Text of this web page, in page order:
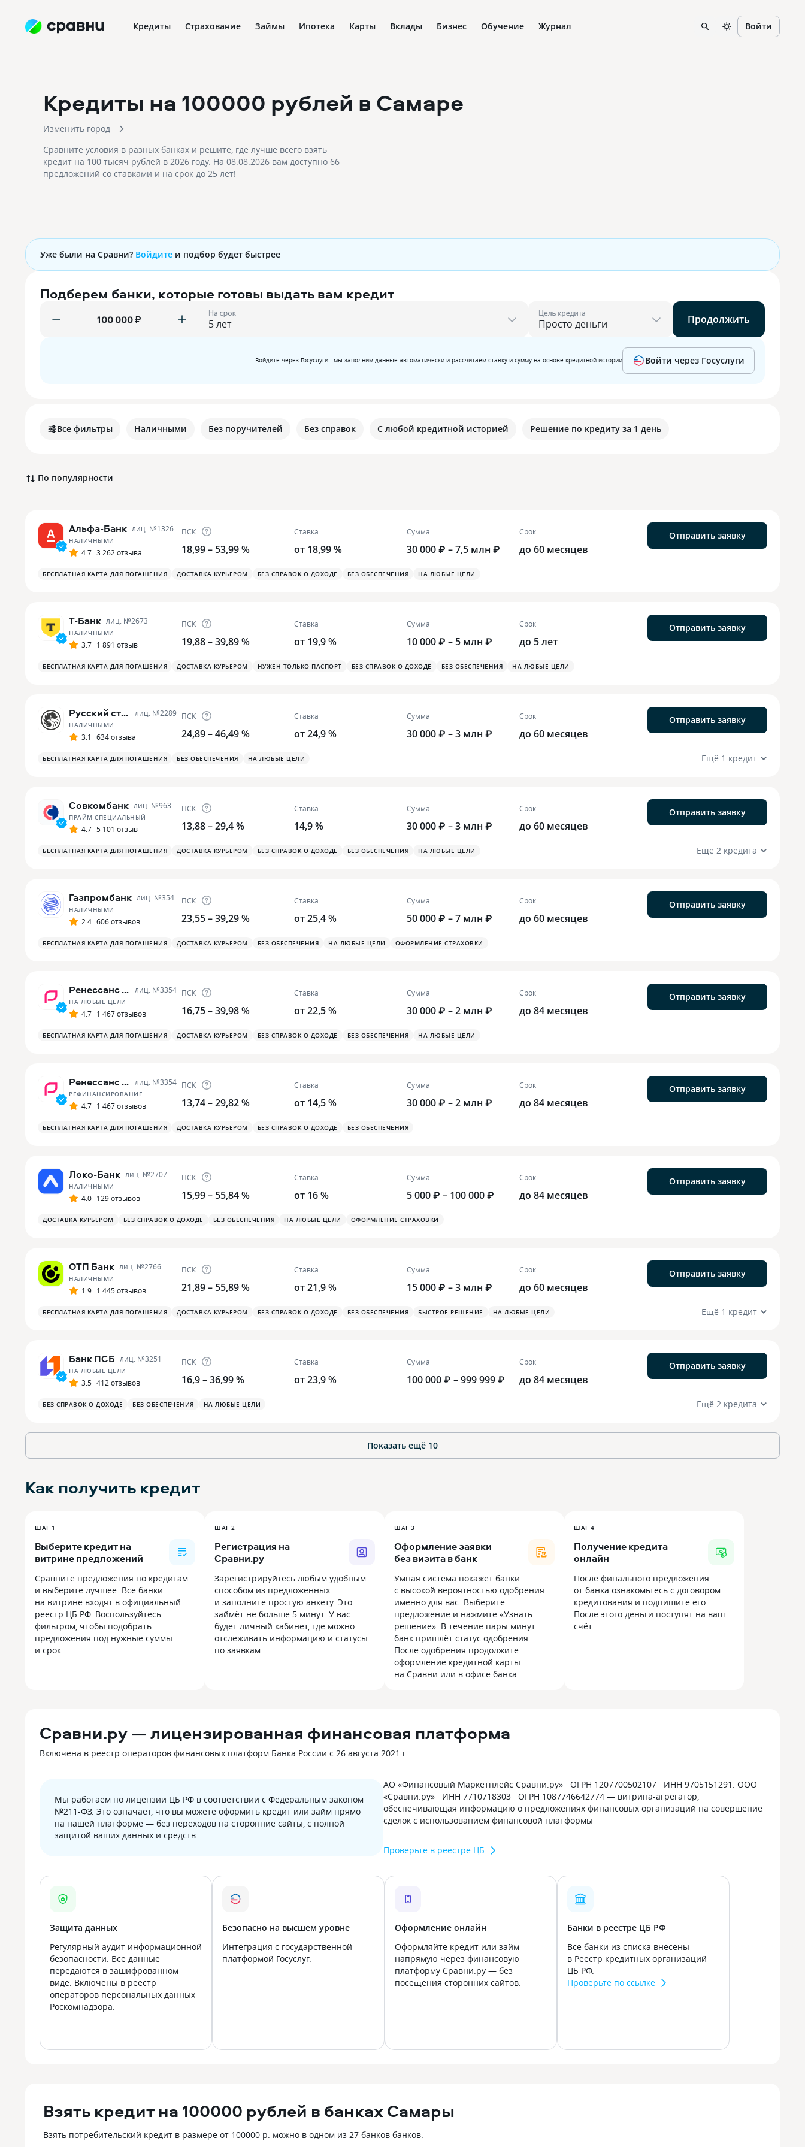
Кредиты Страхование Займы Ипотека Карты Вклады Бизнес Обучение Журнал Войти
Кредиты на 100000 рублей в Самаре
Изменить город
Сравните условия в разных банках и решите, где лучше всего взять
кредит на 100 тысяч рублей в 2026 году. На 08.08.2026 вам доступно 66
предложений со ставками и на срок до 25 лет!
Уже были на Сравни? Войдите и подбор будет быстрее
Подберем банки, которые готовы выдать вам кредит
₽ На срок Цель кредита Продолжить
Войдите через Госуслуги - мы заполним данные автоматически и рассчитаем ставку и сумму на основе кредитной истории Войти через Госуслуги
Все фильтры Наличными Без поручителей Без справок С любой кредитной историей Решение по кредиту за 1 день
По популярности
Альфа-Банк лиц. №1326
НАЛИЧНЫМИ
4.7 3 262 отзыва
ПСК
18,99 – 53,99 %
Ставка
от 18,99 %
Сумма
30 000 ₽ – 7,5 млн ₽
Срок
до 60 месяцев
Отправить заявку
БЕСПЛАТНАЯ КАРТА ДЛЯ ПОГАШЕНИЯ ДОСТАВКА КУРЬЕРОМ БЕЗ СПРАВОК О ДОХОДЕ БЕЗ ОБЕСПЕЧЕНИЯ НА ЛЮБЫЕ ЦЕЛИ
Т-Банк лиц. №2673
НАЛИЧНЫМИ
3.7 1 891 отзыв
ПСК
19,88 – 39,89 %
Ставка
от 19,9 %
Сумма
10 000 ₽ – 5 млн ₽
Срок
до 5 лет
Отправить заявку
БЕСПЛАТНАЯ КАРТА ДЛЯ ПОГАШЕНИЯ ДОСТАВКА КУРЬЕРОМ НУЖЕН ТОЛЬКО ПАСПОРТ БЕЗ СПРАВОК О ДОХОДЕ БЕЗ ОБЕСПЕЧЕНИЯ НА ЛЮБЫЕ ЦЕЛИ
Русский стандарт лиц. №2289
НАЛИЧНЫМИ
3.1 634 отзыва
ПСК
24,89 – 46,49 %
Ставка
от 24,9 %
Сумма
30 000 ₽ – 3 млн ₽
Срок
до 60 месяцев
Отправить заявку
БЕСПЛАТНАЯ КАРТА ДЛЯ ПОГАШЕНИЯ БЕЗ ОБЕСПЕЧЕНИЯ НА ЛЮБЫЕ ЦЕЛИ Ещё 1 кредит
Совкомбанк лиц. №963
ПРАЙМ СПЕЦИАЛЬНЫЙ
4.7 5 101 отзыв
ПСК
13,88 – 29,4 %
Ставка
14,9 %
Сумма
30 000 ₽ – 3 млн ₽
Срок
до 60 месяцев
Отправить заявку
БЕСПЛАТНАЯ КАРТА ДЛЯ ПОГАШЕНИЯ ДОСТАВКА КУРЬЕРОМ БЕЗ СПРАВОК О ДОХОДЕ БЕЗ ОБЕСПЕЧЕНИЯ НА ЛЮБЫЕ ЦЕЛИ Ещё 2 кредита
Газпромбанк лиц. №354
НАЛИЧНЫМИ
2.4 606 отзывов
ПСК
23,55 – 39,29 %
Ставка
от 25,4 %
Сумма
50 000 ₽ – 7 млн ₽
Срок
до 60 месяцев
Отправить заявку
БЕСПЛАТНАЯ КАРТА ДЛЯ ПОГАШЕНИЯ ДОСТАВКА КУРЬЕРОМ БЕЗ ОБЕСПЕЧЕНИЯ НА ЛЮБЫЕ ЦЕЛИ ОФОРМЛЕНИЕ СТРАХОВКИ
Ренессанс Банк лиц. №3354
НА ЛЮБЫЕ ЦЕЛИ
4.7 1 467 отзывов
ПСК
16,75 – 39,98 %
Ставка
от 22,5 %
Сумма
30 000 ₽ – 2 млн ₽
Срок
до 84 месяцев
Отправить заявку
БЕСПЛАТНАЯ КАРТА ДЛЯ ПОГАШЕНИЯ ДОСТАВКА КУРЬЕРОМ БЕЗ СПРАВОК О ДОХОДЕ БЕЗ ОБЕСПЕЧЕНИЯ НА ЛЮБЫЕ ЦЕЛИ
Ренессанс Банк лиц. №3354
РЕФИНАНСИРОВАНИЕ
4.7 1 467 отзывов
ПСК
13,74 – 29,82 %
Ставка
от 14,5 %
Сумма
30 000 ₽ – 2 млн ₽
Срок
до 84 месяцев
Отправить заявку
БЕСПЛАТНАЯ КАРТА ДЛЯ ПОГАШЕНИЯ ДОСТАВКА КУРЬЕРОМ БЕЗ СПРАВОК О ДОХОДЕ БЕЗ ОБЕСПЕЧЕНИЯ
Локо-Банк лиц. №2707
НАЛИЧНЫМИ
4.0 129 отзывов
ПСК
15,99 – 55,84 %
Ставка
от 16 %
Сумма
5 000 ₽ – 100 000 ₽
Срок
до 84 месяцев
Отправить заявку
ДОСТАВКА КУРЬЕРОМ БЕЗ СПРАВОК О ДОХОДЕ БЕЗ ОБЕСПЕЧЕНИЯ НА ЛЮБЫЕ ЦЕЛИ ОФОРМЛЕНИЕ СТРАХОВКИ
ОТП Банк лиц. №2766
НАЛИЧНЫМИ
1.9 1 445 отзывов
ПСК
21,89 – 55,89 %
Ставка
от 21,9 %
Сумма
15 000 ₽ – 3 млн ₽
Срок
до 60 месяцев
Отправить заявку
БЕСПЛАТНАЯ КАРТА ДЛЯ ПОГАШЕНИЯ ДОСТАВКА КУРЬЕРОМ БЕЗ СПРАВОК О ДОХОДЕ БЕЗ ОБЕСПЕЧЕНИЯ БЫСТРОЕ РЕШЕНИЕ НА ЛЮБЫЕ ЦЕЛИ Ещё 1 кредит
Банк ПСБ лиц. №3251
НА ЛЮБЫЕ ЦЕЛИ
3.5 412 отзывов
ПСК
16,9 – 36,99 %
Ставка
от 23,9 %
Сумма
100 000 ₽ – 999 999 ₽
Срок
до 84 месяцев
Отправить заявку
БЕЗ СПРАВОК О ДОХОДЕ БЕЗ ОБЕСПЕЧЕНИЯ НА ЛЮБЫЕ ЦЕЛИ Ещё 2 кредита
Показать ещё 10
Как получить кредит
ШАГ 1
Выберите кредит на
витрине предложений
Сравните предложения по кредитам
и выберите лучшее. Все банки
на витрине входят в официальный
реестр ЦБ РФ. Воспользуйтесь
фильтром, чтобы подобрать
предложения под нужные суммы
и срок.
ШАГ 2
Регистрация на
Сравни.ру
Зарегистрируйтесь любым удобным
способом из предложенных
и заполните простую анкету. Это
займёт не больше 5 минут. У вас
будет личный кабинет, где можно
отслеживать информацию и статусы
по заявкам.
ШАГ 3
Оформление заявки
без визита в банк
Умная система покажет банки
с высокой вероятностью одобрения
именно для вас. Выберите
предложение и нажмите «Узнать
решение». В течение пары минут
банк пришлёт статус одобрения.
После одобрения продолжите
оформление кредитной карты
на Сравни или в офисе банка.
ШАГ 4
Получение кредита
онлайн
После финального предложения
от банка ознакомьтесь с договором
кредитования и подпишите его.
После этого деньги поступят на ваш
счёт.
Сравни.ру — лицензированная финансовая платформа
Включена в реестр операторов финансовых платформ Банка России с 26 августа 2021 г.
Мы работаем по лицензии ЦБ РФ в соответствии с Федеральным законом
№211-ФЗ. Это означает, что вы можете оформить кредит или займ прямо
на нашей платформе — без переходов на сторонние сайты, с полной
защитой ваших данных и средств.
АО «Финансовый Маркетплейс Сравни.ру» · ОГРН 1207700502107 · ИНН 9705151291. ООО
«Сравни.ру» · ИНН 7710718303 · ОГРН 1087746642774 — витрина-агрегатор,
обеспечивающая информацию о предложениях финансовых организаций на совершение
сделок с использованием финансовой платформы
Проверьте в реестре ЦБ
Защита данных
Регулярный аудит информационной
безопасности. Все данные
передаются в зашифрованном
виде. Включены в реестр
операторов персональных данных
Роскомнадзора.
Безопасно на высшем уровне
Интеграция с государственной
платформой Госуслуг.
Оформление онлайн
Оформляйте кредит или займ
напрямую через финансовую
платформу Сравни.ру — без
посещения сторонних сайтов.
Банки в реестре ЦБ РФ
Все банки из списка внесены
в Реестр кредитных организаций
ЦБ РФ.
Проверьте по ссылке
Взять кредит на 100000 рублей в банках Самары
Взять потребительский кредит в размере от 100000 р. можно в одном из 27 банков банков.